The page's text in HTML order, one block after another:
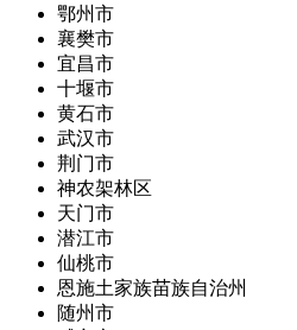
鄂州市
襄樊市
宜昌市
十堰市
黄石市
武汉市
荆门市
神农架林区
天门市
潜江市
仙桃市
恩施土家族苗族自治州
随州市